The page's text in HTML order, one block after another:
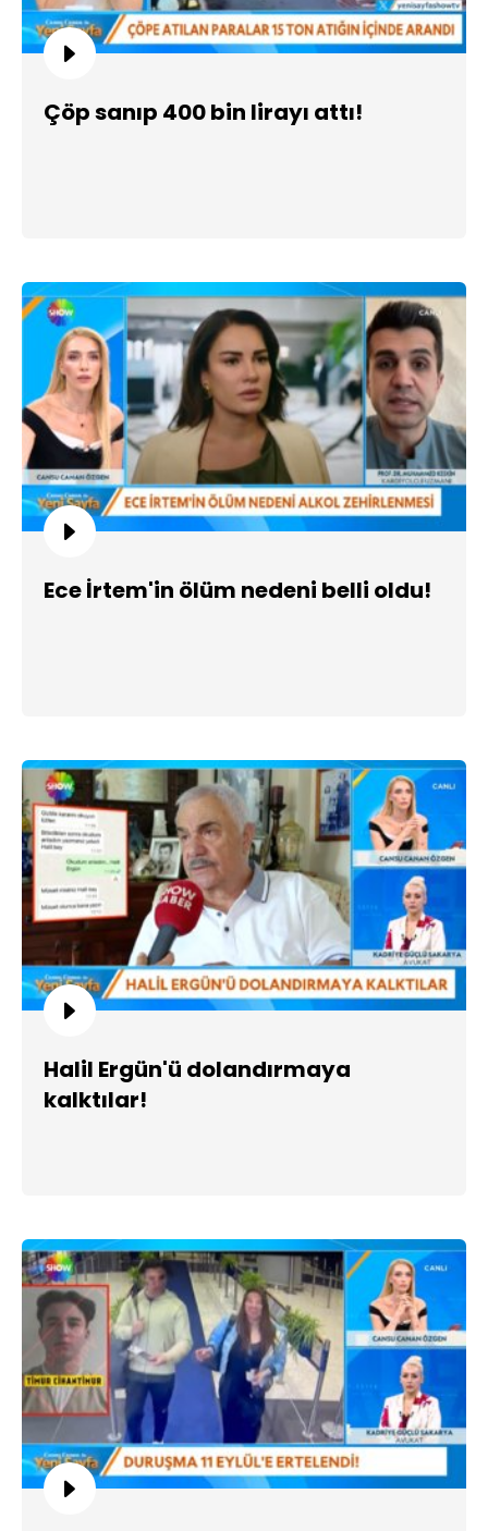
Çöp sanıp 400 bin lirayı attı!
Ece İrtem'in ölüm nedeni belli oldu!
Halil Ergün'ü dolandırmaya
kalktılar!